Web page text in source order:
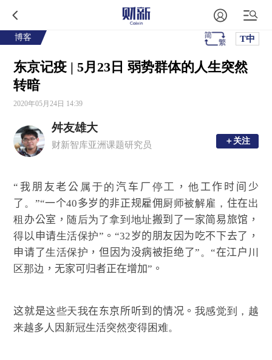
博客 T中
东京记疫 | 5月23日 弱势群体的人生突然
转暗
2020年05月24日 14:39
舛友雄大
财新智库亚洲课题研究员 ＋关注
＋关注
“ 我朋友老公 属于的汽车厂 停工 ， 他 工作时间少
了 。”“一个40多岁的非正规雇佣 厨师被解雇， 住在出
租 办公室， 随后为了拿到地址搬到了一家简易旅馆，
得以 申请生活保护” 。 “32岁的朋友因为吃不下去了，
申请了生活保护 ，但因为没病被拒绝了”。“在江户川
区那边 ，无家可归者正在增加” 。
这就是这些天我在东京所听到的情况。 我感觉到，越
来越多人因新冠生活突然变得困难。